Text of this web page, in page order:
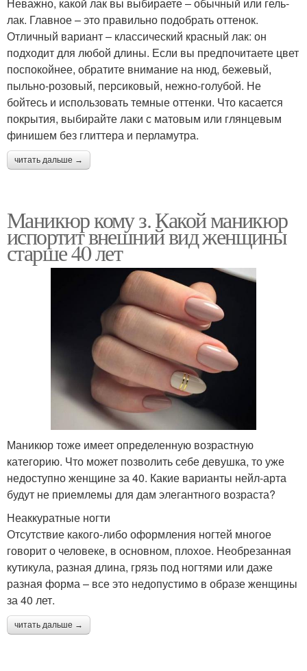
лак. Главное – это правильно подобрать оттенок.
Отличный вариант ‒ классический красный лак: он
подходит для любой длины. Если вы предпочитаете цвет
поспокойнее, обратите внимание на нюд, бежевый,
пыльно-розовый, персиковый, нежно-голубой. Не
бойтесь и использовать темные оттенки. Что касается
покрытия, выбирайте лаки с матовым или глянцевым
финишем без глиттера и перламутра.
читать дальше →
Маникюр кому з. Какой маникюр
испортит внешний вид женщины
старше 40 лет
Маникюр тоже имеет определенную возрастную
категорию. Что может позволить себе девушка, то уже
недоступно женщине за 40. Какие варианты нейл-арта
будут не приемлемы для дам элегантного возраста?
Неаккуратные ногти
Отсутствие какого-либо оформления ногтей многое
говорит о человеке, в основном, плохое. Необрезанная
кутикула, разная длина, грязь под ногтями или даже
разная форма – все это недопустимо в образе женщины
за 40 лет.
читать дальше →